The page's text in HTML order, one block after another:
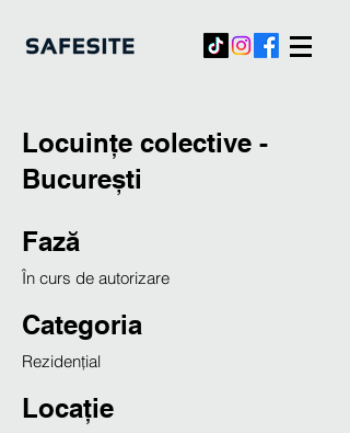
Locuințe colective -
București
Fază
În curs de autorizare
Categoria
Rezidențial
Locație